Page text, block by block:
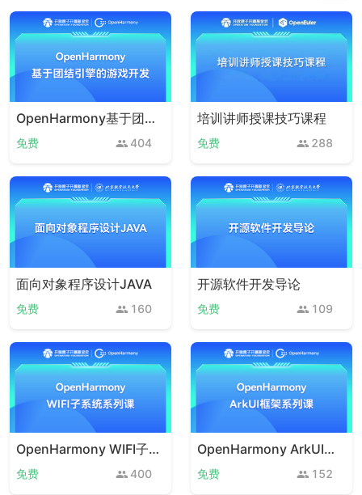
OpenHarmony基于团结引擎的游戏开发
免费 404
培训讲师授课技巧课程
免费 288
面向对象程序设计JAVA
免费 160
开源软件开发导论
免费 109
OpenHarmony WIFI子系统
免费 400
OpenHarmony ArkUI框架
免费 152